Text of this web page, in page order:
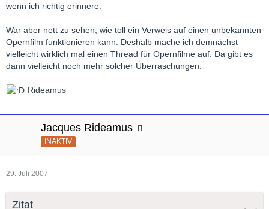
Überzeugt?
LG Peter
wenn ich richtig erinnere.
War aber nett zu sehen, wie toll ein Verweis auf einen unbekannten
Opernfilm funktionieren kann. Deshalb mache ich demnächst
vielleicht wirklich mal einen Thread für Opernfilme auf. Da gibt es
dann vielleicht noch mehr solcher Überraschungen.
Rideamus
Jacques Rideamus
INAKTIV
29. Juli 2007
Zitat